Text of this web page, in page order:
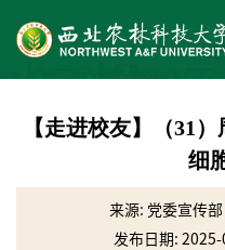
【走进校友】（31
细
来源: 党委宣传部
发布日期: 2025-